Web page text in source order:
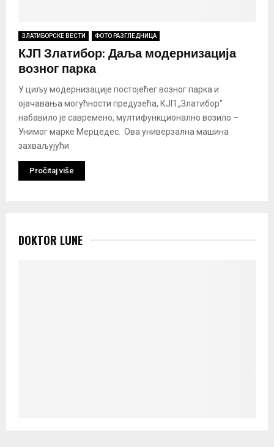
ЗЛАТИБОРСКЕ ВЕСТИ ФОТО РАЗГЛЕДНИЦА
КЈП Златибор: Даља модернизација
возног парка
У циљу модернизације постојећег возног парка и
ојачавања могућности предузећа, КЈП „Златибор“
набавило је савремено, мултифункционално возило –
Унимог марке Мерцедес. Ова универзална машина
захваљујући
Pročitaj više
DOKTOR LUNE